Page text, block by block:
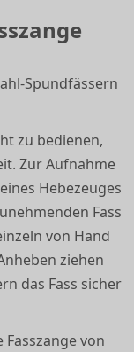
Spundfässern
zu bedienen,
Zur Aufnahme
Hebezeuges
Fass
von Hand
ziehen
das Fass sicher
Fasszange von